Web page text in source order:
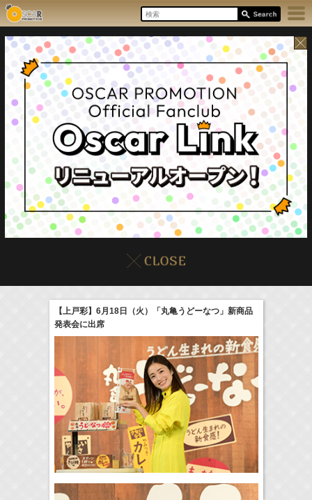
本日の出演情報8/8(Sat) イベント販売情報
17:55-18:00
(Radio) ラジオドラマ「一建設presents おうちのはなし」 髙橋ひかる Now
一泊家族 河北麻友子
19:30-19:45
Radio) 宮﨑香蓮
21:00 -21:30
藤田ニコルのニコニチ 藤田ニコル
> More
【上戸彩】6月18日（火）「丸亀うどーなつ」新商品
発表会に出席